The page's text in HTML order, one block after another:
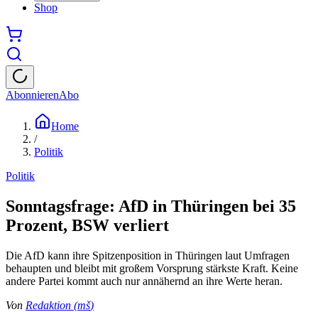
Shop
AbonnierenAbo
Home
/
Politik
Politik
Sonntagsfrage: AfD in Thüringen bei 35
Prozent, BSW verliert
Die AfD kann ihre Spitzenposition in Thüringen laut Umfragen
behaupten und bleibt mit großem Vorsprung stärkste Kraft. Keine
andere Partei kommt auch nur annähernd an ihre Werte heran.
Von Redaktion (mš)